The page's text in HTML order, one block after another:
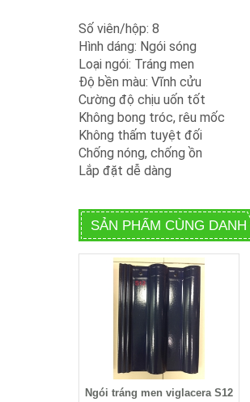
Số viên/hộp: 8
Hình dáng: Ngói sóng
Loại ngói: Tráng men
Độ bền màu: Vĩnh cửu
Cường độ chịu uốn tốt
Không bong tróc, rêu mốc
Không thấm tuyệt đối
Chống nóng, chống ồn
Lắp đặt dễ dàng
Ngói tráng men viglacera S12